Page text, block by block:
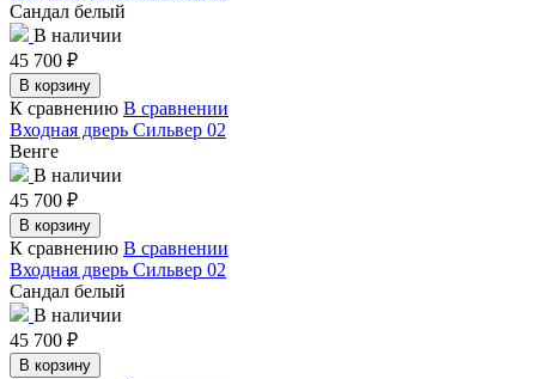
Сандал белый
В наличии
45 700 ₽
В корзину
К сравнению В сравнении
Входная дверь Сильвер 02
Венге
В наличии
45 700 ₽
В корзину
К сравнению В сравнении
Входная дверь Сильвер 02
Сандал белый
В наличии
45 700 ₽
В корзину